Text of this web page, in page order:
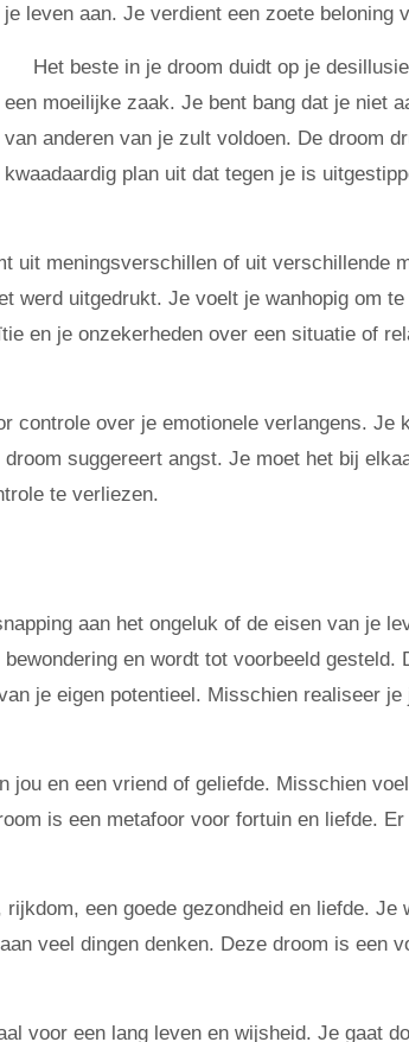
je leven aan. Je verdient een zoete beloning
Het beste in je droom duidt op je
een moeilijke zaak. Je bent bang dat je niet
van anderen van je zult voldoen. De droom
kwaadaardig plan uit dat tegen je is
uit meningsverschillen of uit verschillende
werd uitgedrukt. Je voelt je wanhopig om te
en je onzekerheden over een situatie of
controle over je emotionele verlangens. Je
suggereert angst. Je moet het bij
te verliezen.
aan het ongeluk of de eisen van je
en wordt tot voorbeeld gesteld.
je eigen potentieel. Misschien realiseer je
jou en een vriend of geliefde. Misschien
is een metafoor voor fortuin en liefde. Er
een goede gezondheid en liefde. Je
veel dingen denken. Deze droom is een
voor een lang leven en wijsheid. Je gaat